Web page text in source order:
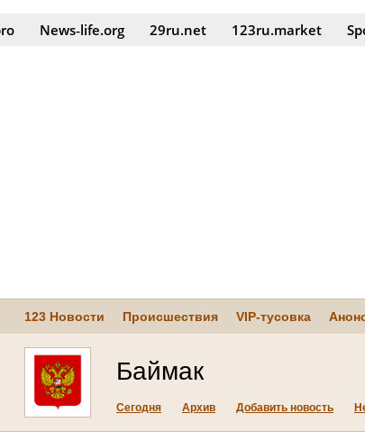
News‑life.org 29ru.net 123ru.market
123 Новости Происшествия VIP-тусовка
Баймак
Сегодня Архив Добавить новость